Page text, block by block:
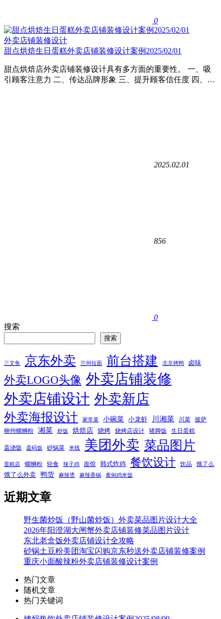
0
外卖店铺装修设计
甜点烘焙生日蛋糕外卖店铺装修设计案例2025/02/01
甜点烘焙店外卖店铺装修设计具有多方面的重要性。 一、吸
引顾客注意力 二、传达品牌形象 三、提升顾客信任度 四、…
2025.02.01
856
0
搜索
搜索
三文鱼 京东外卖 兰州拉面 前台搭建 北京烤鸭 卤味
外卖LOGO头像 外卖店铺装修
外卖店铺设计 外卖新店
外卖海报设计 家常菜 小碗菜 小龙虾 川湘菜 川菜
披萨
柳州螺蛳粉
湘菜 炒饭 烘焙店 烧烤 烧烤店设计 猪脚饭 生日蛋糕
盖浇饭 盖码饭 砂锅菜 米线 美团外卖 菜品图片
蛋糕店 螺蛳粉 轻食 辣子鸡 面馆 韩式炸鸡 餐饮设计 饮品 饿了么
饿了么外卖 鸭货 麻辣烫 麻辣香锅 黄焖鸡米饭
近期文章
野生菌炒饭（野山菌炒饭）外卖菜品图片设计大全
2026年阳澄湖大闸蟹外卖店铺装修菜品图片设计
东北老盒饭外卖店铺设计全攻略
砂锅土豆粉美团淘宝闪购京东秒送外卖店铺装修案例
重庆小面酸辣粉外卖店铺装修设计案例
热门文章
随机文章
热门关键词